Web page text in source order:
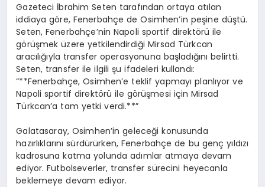
Gazeteci İbrahim Seten tarafından ortaya atılan
iddiaya göre, Fenerbahçe de Osimhen’in peşine düştü.
Seten, Fenerbahçe’nin Napoli sportif direktörü ile
görüşmek üzere yetkilendirdiği Mirsad Türkcan
aracılığıyla transfer operasyonuna başladığını belirtti.
Seten, transfer ile ilgili şu ifadeleri kullandı:
“**Fenerbahçe, Osimhen’e teklif yapmayı planlıyor ve
Napoli sportif direktörü ile görüşmesi için Mirsad
Türkcan’a tam yetki verdi.**”
Galatasaray, Osimhen’in geleceği konusunda
hazırlıklarını sürdürürken, Fenerbahçe de bu genç yıldızı
kadrosuna katma yolunda adımlar atmaya devam
ediyor. Futbolseverler, transfer sürecini heyecanla
beklemeye devam ediyor.